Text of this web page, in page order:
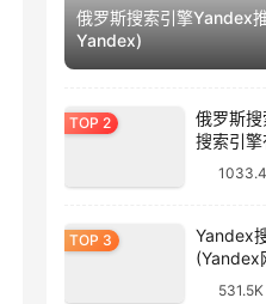
俄罗斯搜索引擎Yandex
Yandex)
俄罗斯
搜索引
Yandex
(Yandex
531.5K